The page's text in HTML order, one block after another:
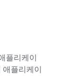
플리케이
플리케이